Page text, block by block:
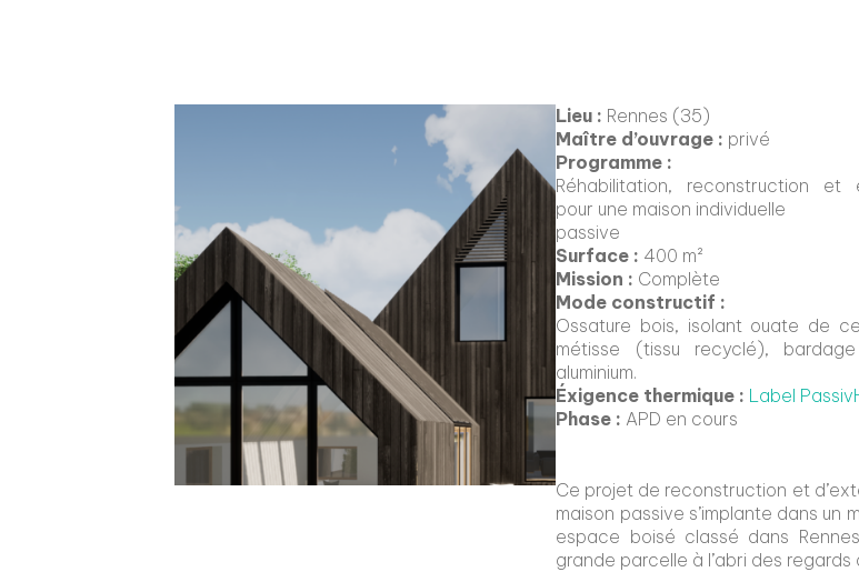
Lieu : Rennes (35)
Maître d’ouvrage : privé
Programme :
Réhabilitation, reconstruction et
pour une maison individuelle
passive
Surface : 400 m²
Mission : Complète
Mode constructif :
Ossature bois, isolant ouate de
métisse (tissu recyclé),
aluminium.
Éxigence thermique : Label
Phase : APD en cours
Ce projet de reconstruction et
maison passive s’implante dans un
espace boisé classé dans
grande parcelle à l’abri des regards